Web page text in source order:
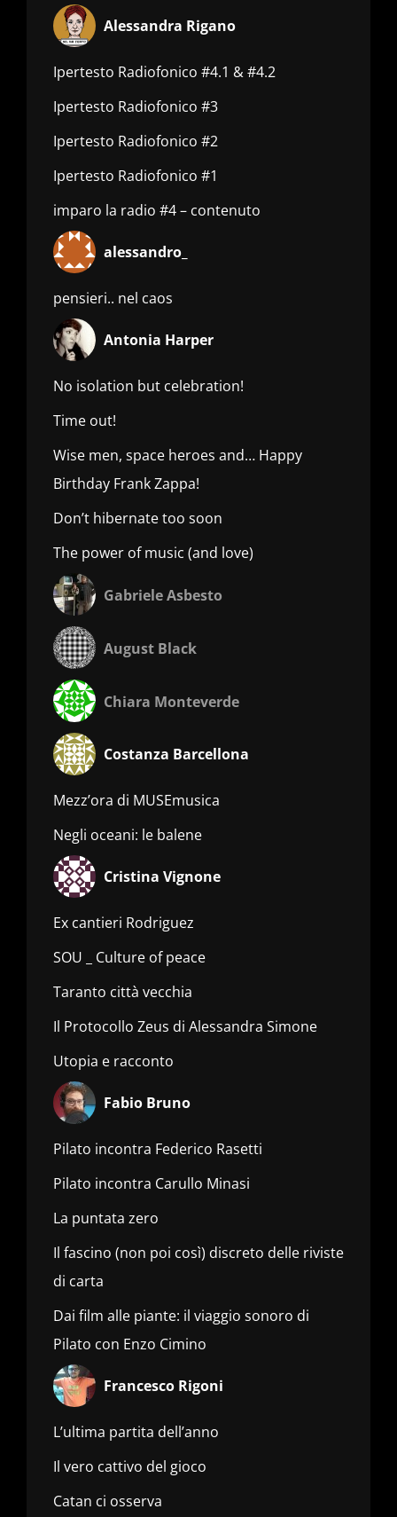
Alessandra Rigano
Ipertesto Radiofonico #4.1 & #4.2
Ipertesto Radiofonico #3
Ipertesto Radiofonico #2
Ipertesto Radiofonico #1
imparo la radio #4 – contenuto
alessandro_
pensieri.. nel caos
Antonia Harper
No isolation but celebration!
Time out!
Wise men, space heroes and… Happy
Birthday Frank Zappa!
Don’t hibernate too soon
The power of music (and love)
Gabriele Asbesto
August Black
Chiara Monteverde
Costanza Barcellona
Mezz’ora di MUSEmusica
Negli oceani: le balene
Cristina Vignone
Ex cantieri Rodriguez
SOU _ Culture of peace
Taranto città vecchia
Il Protocollo Zeus di Alessandra Simone
Utopia e racconto
Fabio Bruno
Pilato incontra Federico Rasetti
Pilato incontra Carullo Minasi
La puntata zero
Il fascino (non poi così) discreto delle riviste
di carta
Dai film alle piante: il viaggio sonoro di
Pilato con Enzo Cimino
Francesco Rigoni
L’ultima partita dell’anno
Il vero cattivo del gioco
Catan ci osserva